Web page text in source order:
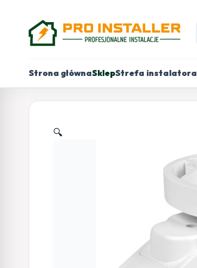
Strona głównaSklepStrefa instalatora
🔍